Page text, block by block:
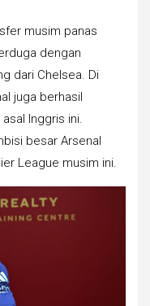
musim panas
dengan
dari Chelsea. Di
juga berhasil
Inggris ini.
besar Arsenal
League musim ini.